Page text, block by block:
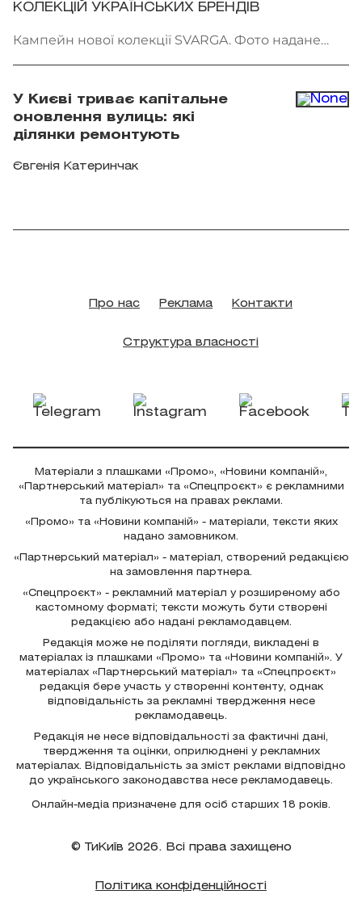
КОЛЕКЦІЙ УКРАЇНСЬКИХ БРЕНДІВ
Кампейн нової колекції SVARGA. Фото надане
У Києві триває капітальне
оновлення вулиць: які
ділянки ремонтують
Євгенія Катеринчак
Про нас Реклама Контакти
Структура власності
Матеріали з плашками «Промо», «Новини компаній»,
«Партнерський матеріал» та «Спецпроєкт» є рекламними
та публікуються на правах реклами.
«Промо» та «Новини компаній» - матеріали, тексти яких
надано замовником.
«Партнерський матеріал» - матеріал, створений редакцією
на замовлення партнера.
«Спецпроєкт» - рекламний матеріал у розширеному або
кастомному форматі; тексти можуть бути створені
редакцією або надані рекламодавцем.
Редакція може не поділяти погляди, викладені в
матеріалах із плашками «Промо» та «Новини компаній». У
матеріалах «Партнерський матеріал» та «Спецпроєкт»
редакція бере участь у створенні контенту, однак
відповідальність за рекламні твердження несе
рекламодавець.
Редакція не несе відповідальності за фактичні дані,
твердження та оцінки, оприлюднені у рекламних
матеріалах. Відповідальність за зміст реклами відповідно
до українського законодавства несе рекламодавець.
Онлайн-медіа призначене для осіб старших 18 років.
© ТиКиїв 2026. Всі права захищено
Політика конфіденційності